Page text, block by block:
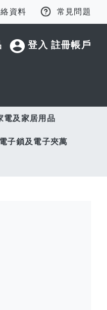
資料 常見問題
登入 註冊帳戶
電及家居用品
電子鎖及電子夾萬